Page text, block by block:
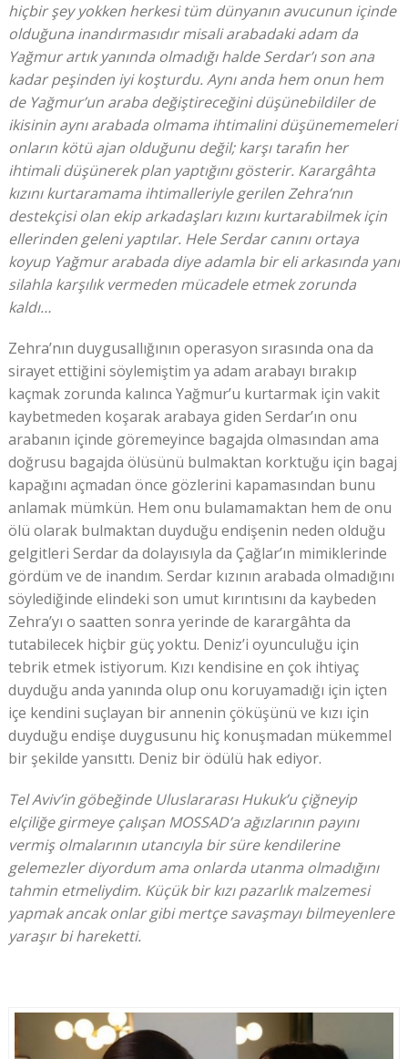
hiçbir şey yokken herkesi tüm dünyanın avucunun içinde
olduğuna inandırmasıdır misali arabadaki adam da
Yağmur artık yanında olmadığı halde Serdar’ı son ana
kadar peşinden iyi koşturdu. Aynı anda hem onun hem
de Yağmur’un araba değiştireceğini düşünebildiler de
ikisinin aynı arabada olmama ihtimalini düşünememeleri
onların kötü ajan olduğunu değil; karşı tarafın her
ihtimali düşünerek plan yaptığını gösterir. Karargâhta
kızını kurtaramama ihtimalleriyle gerilen Zehra’nın
destekçisi olan ekip arkadaşları kızını kurtarabilmek için
ellerinden geleni yaptılar. Hele Serdar canını ortaya
koyup Yağmur arabada diye adamla bir eli arkasında yani
silahla karşılık vermeden mücadele etmek zorunda
kaldı…
Zehra’nın duygusallığının operasyon sırasında ona da
sirayet ettiğini söylemiştim ya adam arabayı bırakıp
kaçmak zorunda kalınca Yağmur’u kurtarmak için vakit
kaybetmeden koşarak arabaya giden Serdar’ın onu
arabanın içinde göremeyince bagajda olmasından ama
doğrusu bagajda ölüsünü bulmaktan korktuğu için bagaj
kapağını açmadan önce gözlerini kapamasından bunu
anlamak mümkün. Hem onu bulamamaktan hem de onu
ölü olarak bulmaktan duyduğu endişenin neden olduğu
gelgitleri Serdar da dolayısıyla da Çağlar’ın mimiklerinde
gördüm ve de inandım. Serdar kızının arabada olmadığını
söylediğinde elindeki son umut kırıntısını da kaybeden
Zehra’yı o saatten sonra yerinde de karargâhta da
tutabilecek hiçbir güç yoktu. Deniz’i oyunculuğu için
tebrik etmek istiyorum. Kızı kendisine en çok ihtiyaç
duyduğu anda yanında olup onu koruyamadığı için içten
içe kendini suçlayan bir annenin çöküşünü ve kızı için
duyduğu endişe duygusunu hiç konuşmadan mükemmel
bir şekilde yansıttı. Deniz bir ödülü hak ediyor.
Tel Aviv’in göbeğinde Uluslararası Hukuk’u çiğneyip
elçiliğe girmeye çalışan MOSSAD’a ağızlarının payını
vermiş olmalarının utancıyla bir süre kendilerine
gelemezler diyordum ama onlarda utanma olmadığını
tahmin etmeliydim. Küçük bir kızı pazarlık malzemesi
yapmak ancak onlar gibi mertçe savaşmayı bilmeyenlere
yaraşır bi hareketti.